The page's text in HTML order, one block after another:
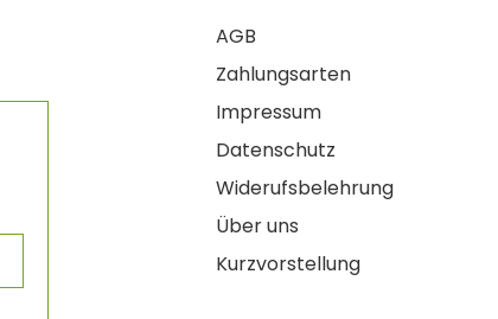
AGB
Zahlungsarten
Impressum
Datenschutz
Widerufsbelehrung
Über uns
Kurzvorstellung